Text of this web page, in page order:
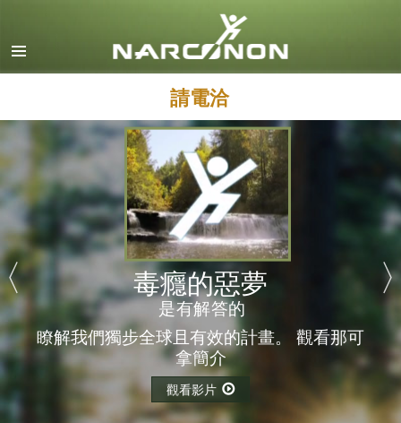
丹麥文
希臘文
西班牙文（拉丁美洲）
法文
希伯來文
馬札兒文
義大利文
馬其頓文
請電洽
毒癮的惡夢
是有解答的
瞭解我們獨步全球且有效的計畫。 觀看那可
拿簡介
觀看影片